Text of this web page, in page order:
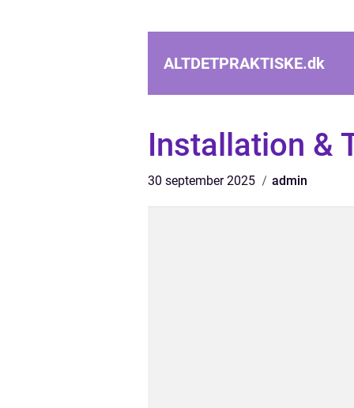
ALTDETPRAKTISKE.dk
Installation &
30 september 2025 admin